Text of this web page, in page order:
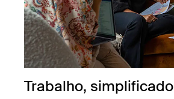
Trabalho, simplificado